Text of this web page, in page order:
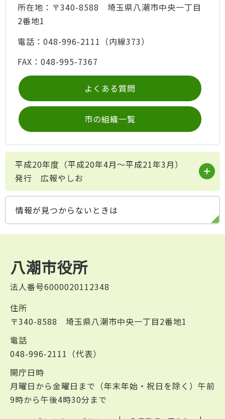
所在地：〒340-8588 埼玉県八潮市中央一丁目
2番地1
電話：048-996-2111（内線373）
FAX：048-995-7367
よくある質問
市の組織一覧
平成20年度（平成20年4月～平成21年3月）
発行 広報やしお
情報が見つからないときは
八潮市役所
法人番号6000020112348
住所
〒340-8588 埼玉県八潮市中央一丁目2番地1
電話
048-996-2111（代表）
開庁日時
月曜日から金曜日まで（年末年始・祝日を除く）午前
9時から午後4時30分まで